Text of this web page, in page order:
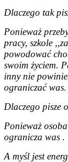
Dlaczego tak
Ponieważ
pracy, szkole
powodować
swoim życiem.
inny nie
ograniczać was.
Dlaczego pisze
Ponieważ
ogranicza was .
A myśl jest